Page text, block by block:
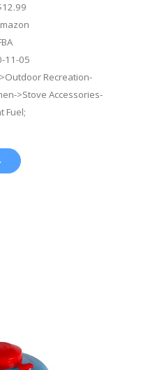
11-05
Recreation-
>Stove Accessories-
Fuel;